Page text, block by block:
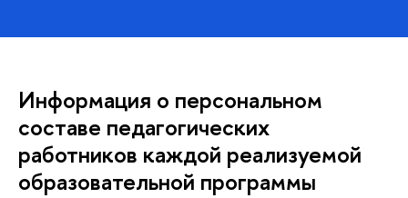
Информация о персональном
составе педагогических
работников каждой реализуемой
образовательной программы